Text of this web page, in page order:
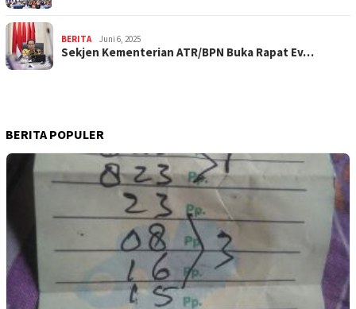
BERITA Juni 6, 2025
Sekjen Kementerian ATR/BPN Buka Rapat Ev…
BERITA POPULER